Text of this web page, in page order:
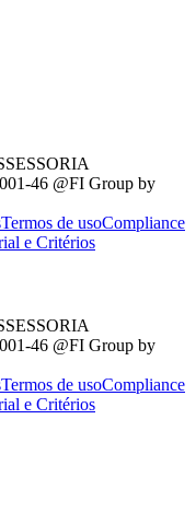
46 @FI Group by
Termos de usoCompliance
e Critérios
46 @FI Group by
Termos de usoCompliance
e Critérios